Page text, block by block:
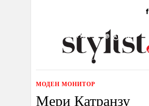
УБАВИНА
КУЛТУРА @РАБОТА
ИЗЛОГ
МОДЕН МОНИТОР
Мери Катранзу